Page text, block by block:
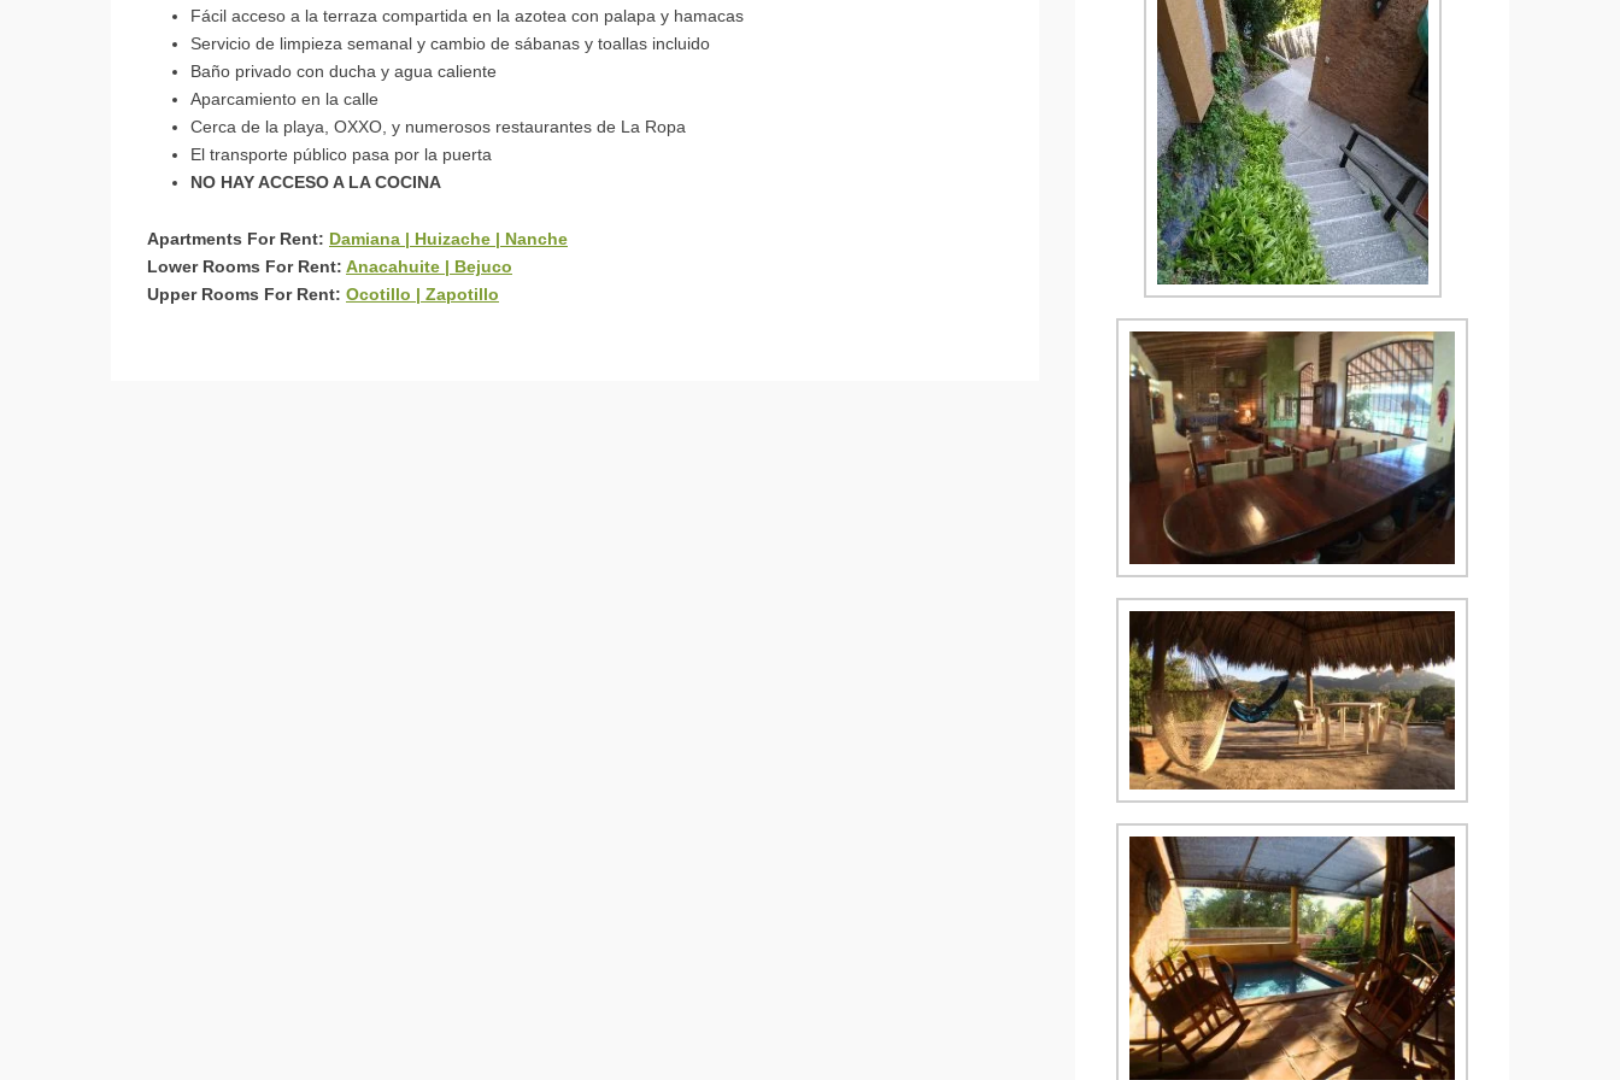
Fácil acceso a la terraza compartida en la azotea con palapa y hamacas
Servicio de limpieza semanal y cambio de sábanas y toallas incluido
Baño privado con ducha y agua caliente
Aparcamiento en la calle
Cerca de la playa, OXXO, y numerosos restaurantes de La Ropa
El transporte público pasa por la puerta
NO HAY ACCESO A LA COCINA
Apartments For Rent: Damiana | Huizache | Nanche
Lower Rooms For Rent: Anacahuite | Bejuco
Upper Rooms For Rent: Ocotillo | Zapotillo